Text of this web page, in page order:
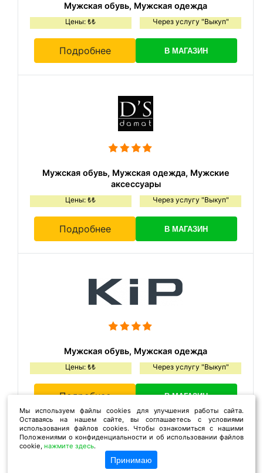
Мужская обувь, Мужская одежда
Цены: ₺₺ Через услугу "Выкуп"
Подробнее В МАГАЗИН
Мужская обувь, Мужская одежда, Мужские
аксессуары
Цены: ₺₺ Через услугу "Выкуп"
Подробнее В МАГАЗИН
Мужская обувь, Мужская одежда
Цены: ₺₺ Через услугу "Выкуп"
Подробнее В МАГАЗИН
Мы используем файлы cookies для улучшения работы сайта.
Оставаясь на нашем сайте, вы соглашаетесь с условиями
использования файлов cookies. Чтобы ознакомиться с нашими
Положениями о конфиденциальности и об использовании файлов
cookie,нажмите здесь.
Принимаю